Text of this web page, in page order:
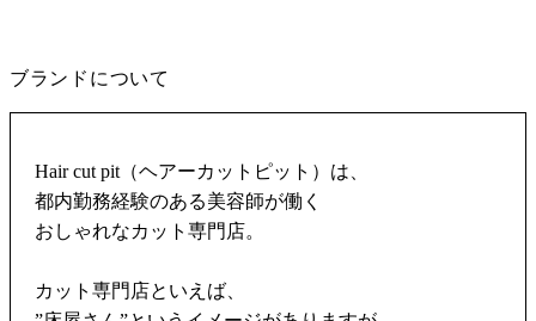
ブランドについて
Hair cut pit（ヘアーカットピット）は、
都内勤務経験のある美容師が働く
おしゃれなカット専門店。
カット専門店といえば、